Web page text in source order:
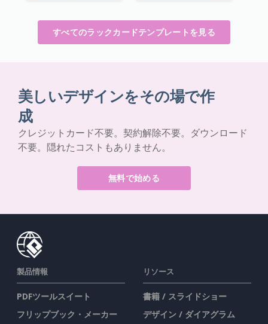
すべてのラックカードテンプレートを見る
美しいデザインをその場で作
成
クレジットカード不要。契約解除不要。ダウンロード
不要。隠れたコストもありません。
無料で始める
製品情報
PDFツールスイート
フリップブック・メーカー
リソース
書籍 / スライドショー
デザイン / ダイアグラム